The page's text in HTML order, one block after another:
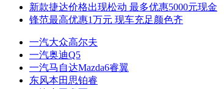
新款捷达价格出现松动 最多优惠5000元现金
锋范最高优惠1万元 现车充足颜色齐
一汽大众高尔夫
一汽奥迪Q5
一汽马自达Mazda6睿翼
东风本田思铂睿